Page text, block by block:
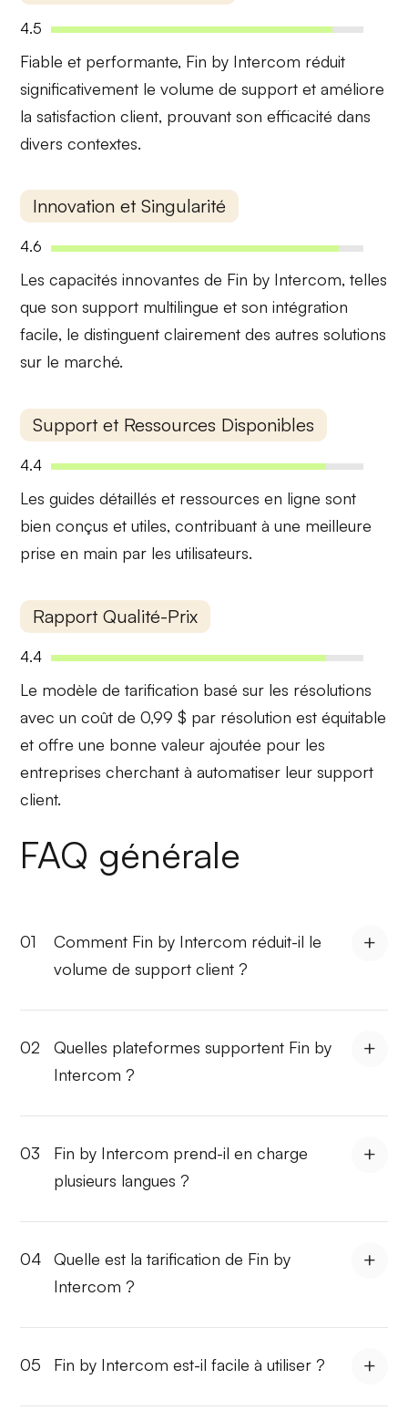
4.5
Fiable et performante, Fin by Intercom réduit
significativement levolume de support et améliore
lasatisfaction client, prouvant son efficacité dans
divers contextes.
Innovation et Singularité
4.6
Les capacités innovantes de Fin by Intercom, telles
que sonsupport multilingue et sonintégration
facile, le distinguent clairement des autres solutions
sur le marché.
Support et Ressources Disponibles
4.4
Lesguides détaillés et ressources en ligne sont
bien conçus et utiles, contribuant à une meilleure
prise en main par les utilisateurs.
Rapport Qualité-Prix
4.4
Le modèle de tarification basé sur les résolutions
avec un coût de 0,99 $ par résolution estéquitable
et offre une bonne valeur ajoutée pour les
entreprises cherchant à automatiser leur support
client.
FAQ générale
01
Comment Fin by Intercom réduit-il le
volume de support client ?
02
Quelles plateformes supportent Fin by
Intercom ?
03
Fin by Intercom prend-il en charge
plusieurs langues ?
04
Quelle est la tarification de Fin by
Intercom ?
05 Fin by Intercom est-il facile à utiliser ?